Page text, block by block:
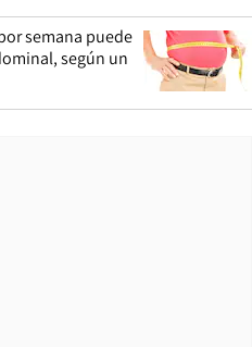
semana puede
según un